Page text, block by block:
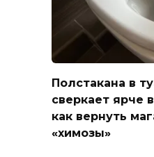
Полстакана в
сверкает ярче
как вернуть
«химозы»